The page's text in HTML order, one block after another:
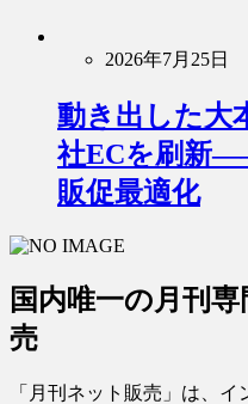
2026年7月25日
動き出した大
社ECを刷新
販促最適化
国内唯一の月刊
売
「月刊ネット販売」は、イ